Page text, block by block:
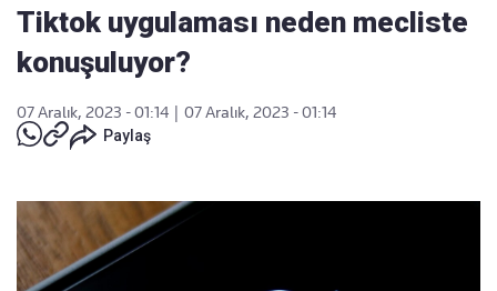
Tiktok uygulaması neden mecliste
konuşuluyor?
07 Aralık, 2023 - 01:14
07 Aralık, 2023 - 01:14
Paylaş